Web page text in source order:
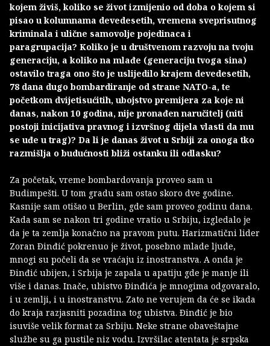
kojem živiš, koliko se život izmijenio od doba o kojem si
pisao u kolumnama devedesetih, vremena sveprisutnog
kriminala i ulične samovolje pojedinaca i
paragrupacija? Koliko je u društvenom razvoju na tvoju
generaciju, a koliko na mlađe (generaciju tvoga sina)
ostavilo traga ono što je uslijedilo krajem devedesetih,
78 dana dugo bombardiranje od strane NATO-a, te
početkom dvijetisućitih, ubojstvo premijera za koje ni
danas, nakon 10 godina, nije pronađen naručitelj (niti
postoji inicijativa pravnog i izvršnog dijela vlasti da mu
se uđe u trag)? Da li je danas život u Srbiji za onoga tko
razmišlja o budućnosti bliži ostanku ili odlasku?
Za početak, vreme bombardovanja proveo sam u
Budimpešti. U tom gradu sam ostao skoro dve godine.
Kasnije sam otišao u Berlin, gde sam proveo godinu dana.
Kada sam se nakon tri godine vratio u Srbiju, izgledalo je
da je ta zemlja konačno na pravom putu. Harizmatični lider
Zoran Ðinđić pokrenuo je život, posebno mlade ljude,
mnogi su počeli da se vraćaju iz inostranstva. A onda je
Ðinđić ubijen, i Srbija je zapala u apatiju gde je manje ili
više i danas. Inače, ubistvo Ðinđića je mnogima odgovaralo,
i u zemlji, i u inostranstvu. Zato ne verujem da će se ikada
do kraja razjasniti pozadina tog ubistva. Ðinđić je bio
isuviše velik format za Srbiju. Neke strane obaveštajne
službe su ga pustile niz vodu. Izvršilac atentata je srpska